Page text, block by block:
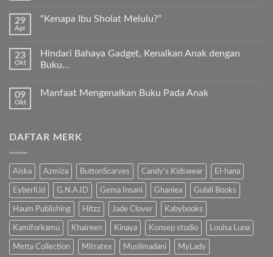
Premium
komentar
pada
ajari
anak
kita
29
Apr
“Kenapa Ibu Sholat Melulu?”
pada
“Kenapa
23
Okt
Hindari Bahaya Gadget, Kenalkan Anak dengan
Buku…
komentar
Kenalkan
Anak
09
Okt
Manfaat Mengenalkan Buku Pada Anak
Manfaat
Anak
DAFTAR MERK
Aiska Azmiza ButtonScarves Candy's Kidswear El-hana
Eyberli.id G.N.A.ID Gema Insani Ghaniea Gulali Books
Haum Publishing Hitzz Jade Clover Kabybooks
Kamiforkamu Khaireen Kinaya Konsep studio Louisa Luna
Metta Collection Mitratex Muslimadani MyLady